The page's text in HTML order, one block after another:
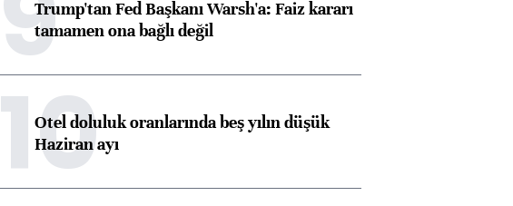
Trump'tan Fed Başkanı Warsh'a: Faiz kararı
tamamen ona bağlı değil
10
Otel doluluk oranlarında beş yılın düşük
Haziran ayı